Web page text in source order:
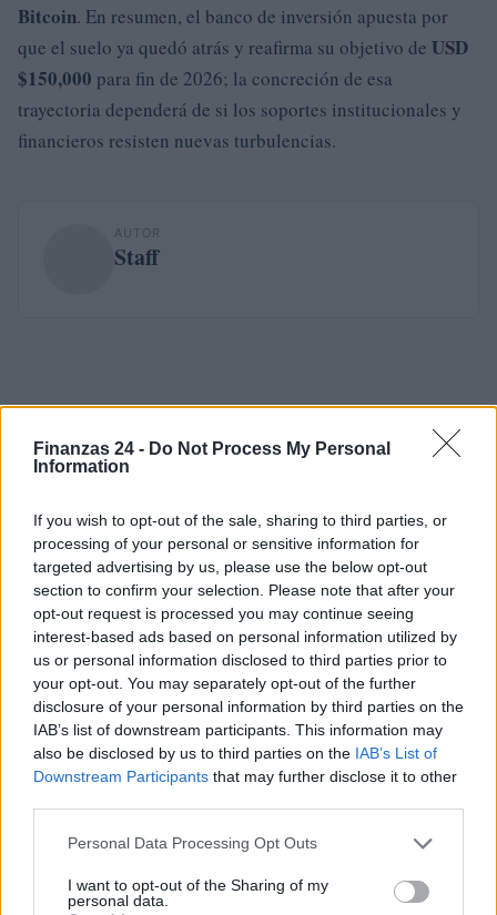
Finanzas 24 - Do Not Process My Personal
Information
If you wish to opt-out of the sale, sharing to third parties, or
processing of your personal or sensitive information for
targeted advertising by us, please use the below opt-out
section to confirm your selection. Please note that after your
opt-out request is processed you may continue seeing
interest-based ads based on personal information utilized by
us or personal information disclosed to third parties prior to
your opt-out. You may separately opt-out of the further
disclosure of your personal information by third parties on the
IAB’s list of downstream participants. This information may
also be disclosed by us to third parties on the IAB’s List of
Downstream Participants that may further disclose it to other
Please note that this website/app uses one or more Google
not limited to your visit or usage behaviour. You may click to
grant or deny consent to Google and its third-party tags to
Personal Data Processing Opt Outs
I want to opt-out of the Sharing of my
personal data.
Bitcoin. En resumen, el banco de inversión apuesta por
que el suelo ya quedó atrás y reafirma su objetivo de USD
$150,000 para fin de 2026; la concreción de esa
trayectoria dependerá de si los soportes institucionales y
financieros resisten nuevas turbulencias.
AUTOR
Staff
Sigue leyendo
CRIPTOMONEDAS